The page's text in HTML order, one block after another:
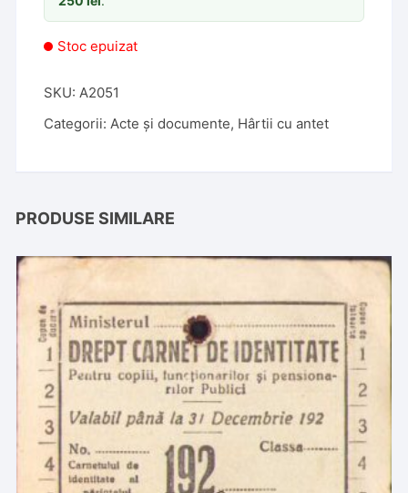
Stoc epuizat
SKU:A2051
Categorii:Acte și documente, Hârtii cu antet
PRODUSE SIMILARE